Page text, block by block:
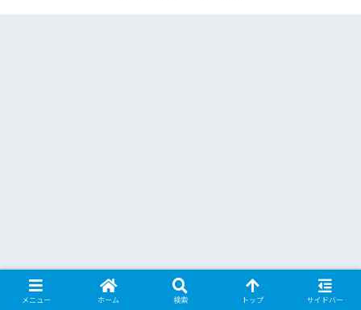
メニュー ホーム 検索 トップ サイドバー